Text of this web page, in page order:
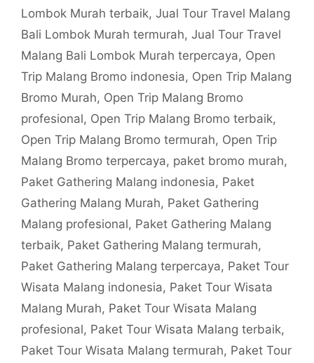
Lombok Murah terbaik, Jual Tour Travel Malang
Bali Lombok Murah termurah, Jual Tour Travel
Malang Bali Lombok Murah terpercaya, Open
Trip Malang Bromo indonesia, Open Trip Malang
Bromo Murah, Open Trip Malang Bromo
profesional, Open Trip Malang Bromo terbaik,
Open Trip Malang Bromo termurah, Open Trip
Malang Bromo terpercaya, paket bromo murah,
Paket Gathering Malang indonesia, Paket
Gathering Malang Murah, Paket Gathering
Malang profesional, Paket Gathering Malang
terbaik, Paket Gathering Malang termurah,
Paket Gathering Malang terpercaya, Paket Tour
Wisata Malang indonesia, Paket Tour Wisata
Malang Murah, Paket Tour Wisata Malang
profesional, Paket Tour Wisata Malang terbaik,
Paket Tour Wisata Malang termurah, Paket Tour